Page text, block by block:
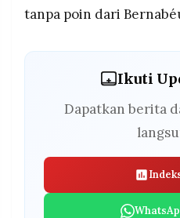
tanpa poin dari
Ikuti
Dapatkan berita